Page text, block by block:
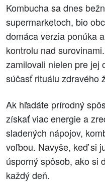
Kombucha sa dnes
supermarketoch, bio
domáca verzia ponúka
kontrolu nad
zamilovali nielen pre jej
súčasť rituálu zdravého
Ak hľadáte prírodný
získať viac energie a
sladených nápojov,
voľbou. Navyše, keď si
úsporný spôsob, ako si
každý deň.